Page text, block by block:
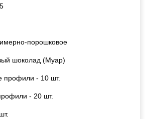
порошковое
шоколад (Муар)
профили - 10 шт.
- 20 шт.